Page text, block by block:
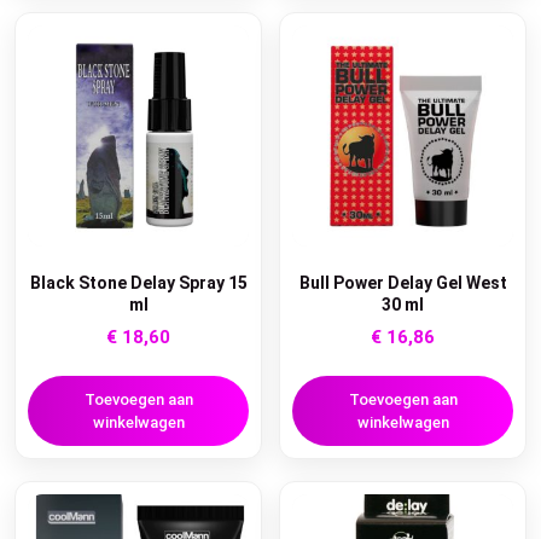
Black Stone Delay Spray 15
ml
€ 18,60
Toevoegen aan
winkelwagen
Bull Power Delay Gel West
30 ml
€ 16,86
Toevoegen aan
winkelwagen